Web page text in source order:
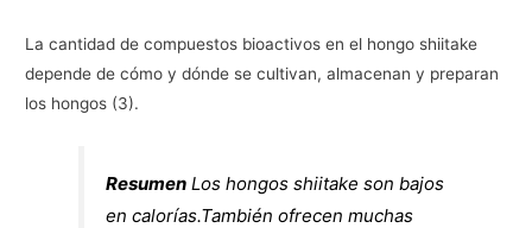
La cantidad de compuestos bioactivos en el hongo shiitake
depende de cómo y dónde se cultivan, almacenan y preparan
los hongos (3).
Resumen Los hongos shiitake son bajos
en calorías.También ofrecen muchas